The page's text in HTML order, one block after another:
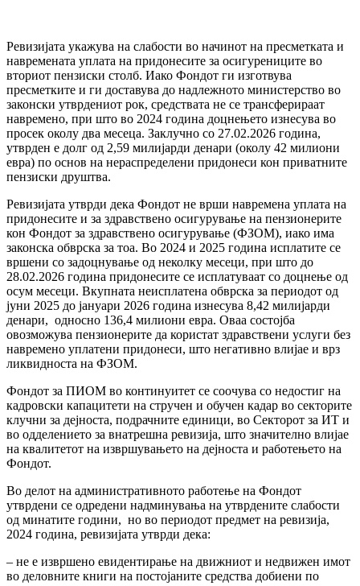
Ревизијата укажува на слабости во начинот на пресметката и
навремената уплата на придонесите за осигурениците во
вториот пензиски столб. Иако Фондот ги изготвува
пресметките и ги доставува до надлежното министерство во
законски утврдениот рок, средствата не се трансферираат
навремено, при што во 2024 година доцнењето изнесува во
просек околу два месеца. Заклучно со 27.02.2026 година,
утврден е долг од 2,59 милијарди денари (околу 42 милиони
евра) по основ на нераспределени придонеси кон приватните
пензиски друштва.
Ревизијата утврди дека Фондот не врши навремена уплата на
придонесите и за здравствено осигурување на пензионерите
кон Фондот за здравствено осигурување (ФЗОМ), иако има
законска обврска за тоа. Во 2024 и 2025 година исплатите се
вршени со задоцнување од неколку месеци, при што до
28.02.2026 година придонесите се исплатуваат со доцнење од
осум месеци. Вкупната неисплатена обврска за периодот од
јуни 2025 до јануари 2026 година изнесува 8,42 милијарди
денари, односно 136,4 милиони евра. Оваа состојба
овозможува пензионерите да користат здравствени услуги без
навремено уплатени придонеси, што негативно влијае и врз
ликвидноста на ФЗОМ.
Фондот за ПИОМ во континуитет се соочува со недостиг на
кадровски капацитети на стручен и обучен кадар во секторите
клучни за дејноста, подрачните единици, во Секторот за ИТ и
во одделението за внатрешна ревизија, што значително влијае
на квалитетот на извршувањето на дејноста и работењето на
Фондот.
Во делот на административното работење на Фондот
утврдени се одредени надминувања на утврдените слабости
од минатите години, но во периодот предмет на ревизија,
2024 година, ревизијата утврди дека:
– не е извршено евидентирање на движниот и недвижен имот
во деловните книги на постојаните средства добиени по